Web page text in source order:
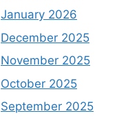
January 2026
December 2025
November 2025
October 2025
September 2025